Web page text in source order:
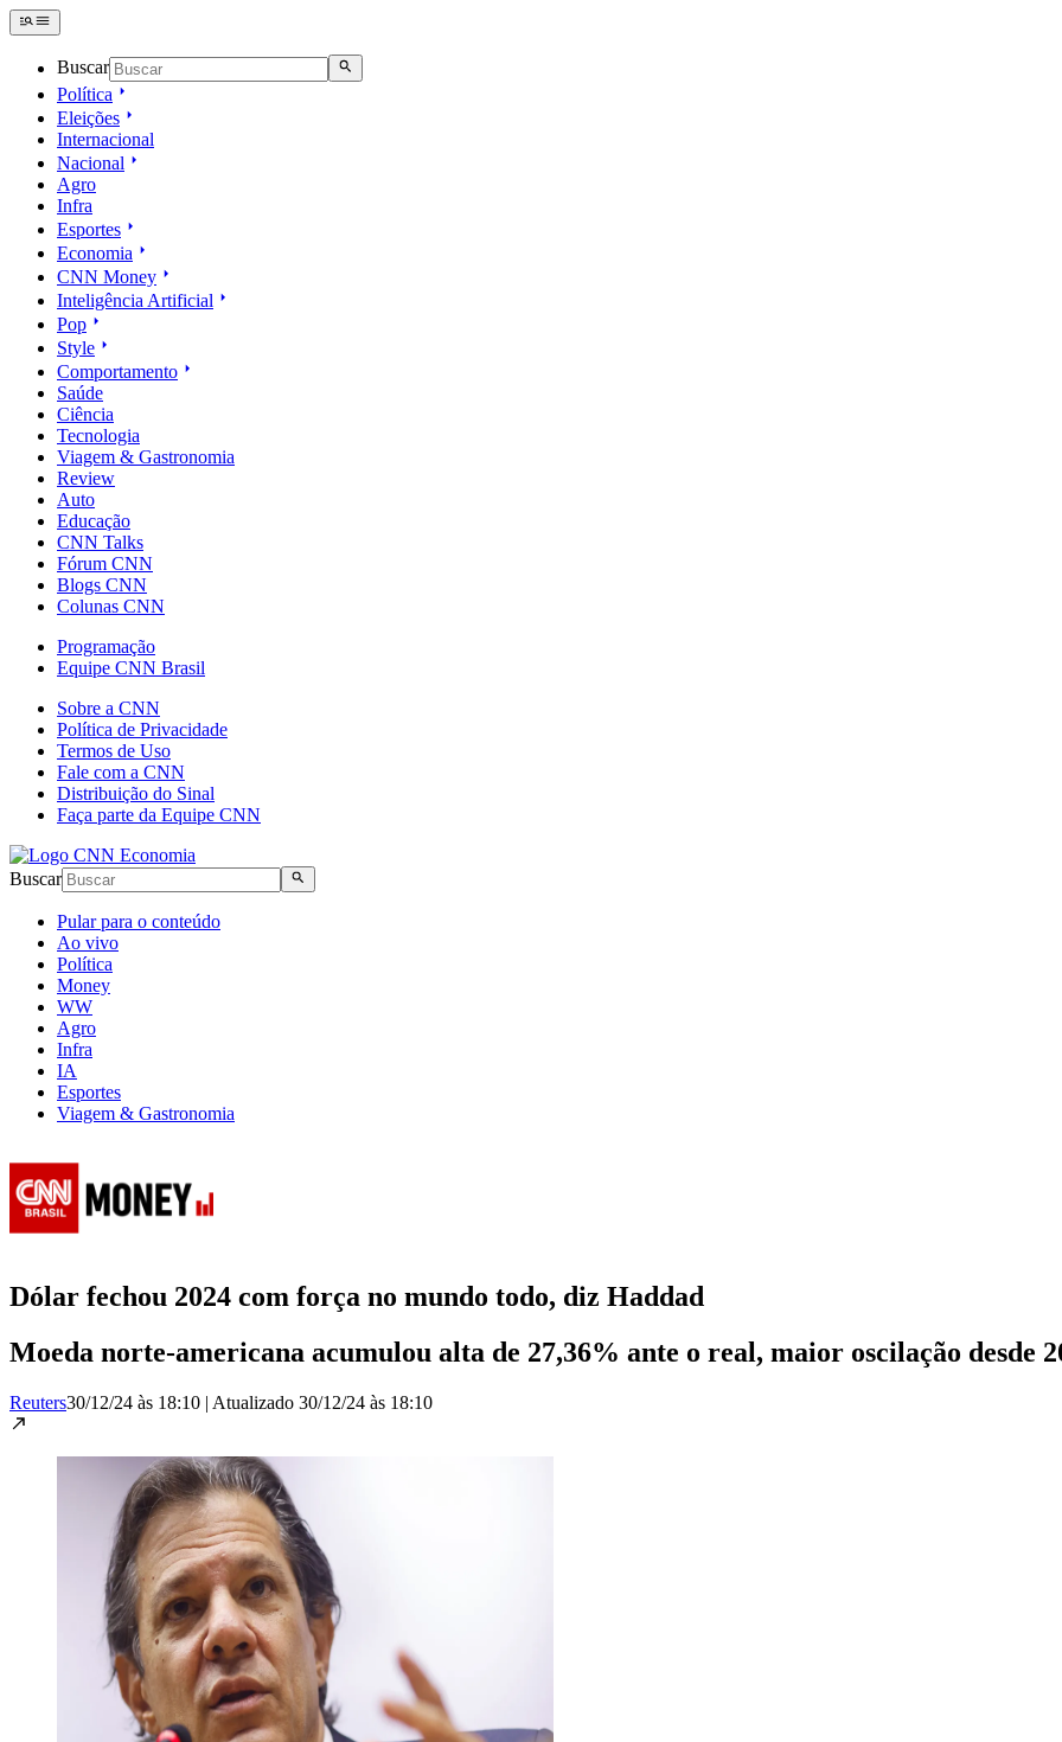
Buscar
Política
Eleições
Internacional
Nacional
Agro
Infra
Esportes
Economia
CNN Money
Inteligência Artificial
Pop
Style
Comportamento
Saúde
Ciência
Tecnologia
Viagem & Gastronomia
Review
Auto
Educação
CNN Talks
Fórum CNN
Blogs CNN
Colunas CNN
Programação
Equipe CNN Brasil
Sobre a CNN
Política de Privacidade
Termos de Uso
Fale com a CNN
Distribuição do Sinal
Faça parte da Equipe CNN
Buscar
Pular para o conteúdo
Ao vivo
Política
Money
WW
Agro
Infra
IA
Esportes
Viagem & Gastronomia
Dólar fechou 2024 com força no mundo todo, diz Haddad
Moeda norte-americana acumulou alta de 27,36% ante o real, maior oscilação desde
Reuters30/12/24 às 18:10 | Atualizado 30/12/24 às 18:10